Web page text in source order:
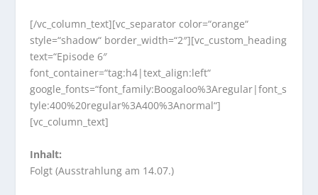
[/vc_column_text][vc_separator color=“orange“
style=“shadow“ border_width=“2″][vc_custom_heading
text=“Episode 6″
font_container=“tag:h4|text_align:left“
google_fonts=“font_family:Boogaloo%3Aregular|font_s
tyle:400%20regular%3A400%3Anormal“]
[vc_column_text]
Inhalt:
Folgt (Ausstrahlung am 14.07.)